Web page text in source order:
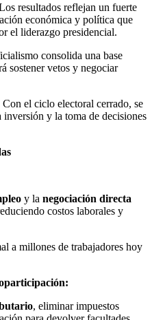
resultados reflejan un fuerte
económica y política que
el liderazgo presidencial.
consolida una base
sostener vetos y negociar
Con el ciclo electoral cerrado, se
inversión y la toma de decisiones
y la negociación directa
costos laborales y
a millones de trabajadores hoy
, eliminar impuestos